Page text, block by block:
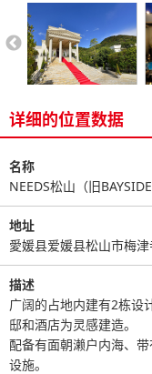
详细的位置数据
名称
NEEDS松山（旧BAYSIDE
地址
愛媛县爱媛县松山市梅
描述
广阔的占地内建有2栋设
邸和酒店为灵感建造。
配备有面朝濑户内海、
设施。